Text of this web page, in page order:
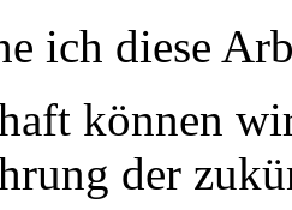
ich diese
können
der